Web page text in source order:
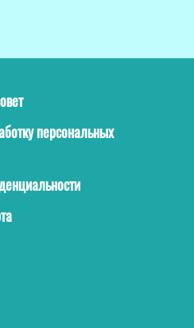
персональных